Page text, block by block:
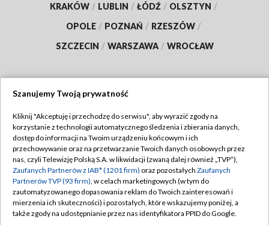
KRAKÓW / LUBLIN / ŁÓDŹ / OLSZTYN /
OPOLE / POZNAŃ / RZESZÓW /
SZCZECIN / WARSZAWA / WROCŁAW
TVP
Abonament TVP
Emisja w TVP
Centrum informacji TVP
Naziemna Telewizja Cyfrowa
Regulamin TVP
Polityka prywatności
Moje zgody
Pomoc
Szanujemy Twoją prywatność
Kliknij "Akceptuję i przechodzę do serwisu", aby wyrazić zgody na
korzystanie z technologii automatycznego śledzenia i zbierania danych,
dostęp do informacji na Twoim urządzeniu końcowym i ich
przechowywanie oraz na przetwarzanie Twoich danych osobowych przez
nas, czyli Telewizję Polską S.A. w likwidacji (zwaną dalej również „TVP”),
Zaufanych Partnerów z IAB* (1201 firm) oraz pozostałych Zaufanych
Partnerów TVP (93 firm), w celach marketingowych (w tym do
zautomatyzowanego dopasowania reklam do Twoich zainteresowań i
mierzenia ich skuteczności) i pozostałych, które wskazujemy poniżej, a
także zgody na udostępnianie przez nas identyfikatora PPID do Google.